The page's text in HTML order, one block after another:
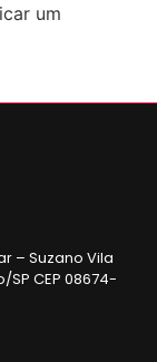
um
– Suzano Vila
CEP 08674-